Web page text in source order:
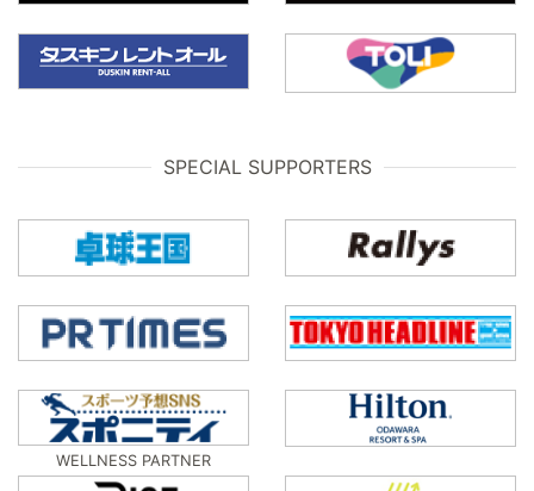
SPECIAL SUPPORTERS
WELLNESS PARTNER